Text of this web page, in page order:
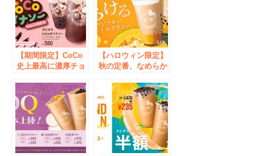
【期間限定】CoCo
史上最高に濃厚チョ
イナソー」日本初上
陸
【ハロウィン限定】
秋の定番、なめらか
リンクが登場！